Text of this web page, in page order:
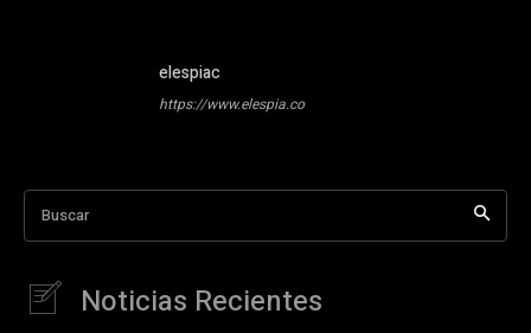
elespiac
https://www.elespia.co
Buscar
Noticias Recientes